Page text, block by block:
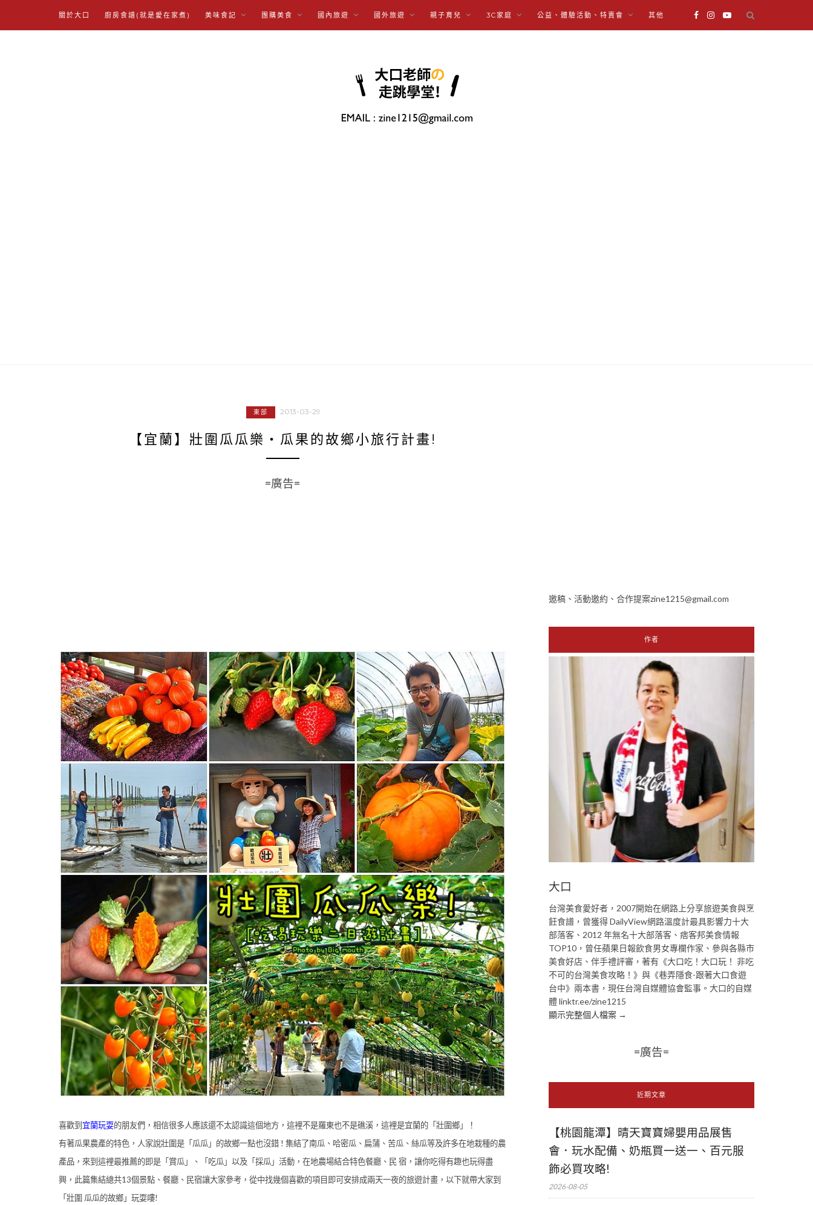
關於大口 廚房食譜(就是愛在家煮) 美味食記 團購美食 國內旅遊 國外旅遊 親子育兒 3C家庭 公益、體驗活動、特賣會 其他
東部 2013-03-29
【宜蘭】壯圍瓜瓜樂‧瓜果的故鄉小旅行計畫!
=廣告=
喜歡到 宜蘭玩耍的朋友們，相信很多人應該還不太認識這個地方，這裡不是羅東也不是礁溪，這裡是宜蘭的「壯圍鄉」！
有著瓜果農產的特色，人家說壯圍是「瓜瓜」的故鄉一點也沒錯 ! 集結了南瓜、哈密瓜、扁蒲、苦瓜、絲瓜等及許多在地栽種的農
產品，來到這裡最推薦的即是「賞瓜」、「吃瓜」以及「採瓜」活動，在地農場結合特色餐廳、民 宿，讓你吃得有趣也玩得盡
興，此篇集結總共13個景點、餐廳、民宿讓大家參考，從中找幾個喜歡的項目即可安排成兩天一夜的旅遊計畫，以下就帶大家到
「壯圍 瓜瓜的故鄉」玩耍嘍!
邀稿、活動邀約、合作提案zine1215@gmail.com
作者
大口
台灣美食愛好者，2007開始在網路上分享旅遊美食與烹
飪食譜，曾獲得 DailyView網路溫度計最具影響力十大
部落客、2012 年無名十大部落客、痞客邦美食情報
TOP10，曾任蘋果日報飲食男女專欄作家、參與各縣市
美食好店、伴手禮評審，著有《大口吃！大口玩！ 非吃
不可的台灣美食攻略！》與《巷弄隱食-跟著大口食遊
台中》兩本書，現任台灣自媒體協會監事。大口的自媒
體 linktr.ee/zine1215
顯示完整個人檔案 →
=廣告=
近期文章
【桃園龍潭】晴天寶寶婦嬰用品展售
會．玩水配備、奶瓶買一送一、百元服
飾必買攻略!
2026-08-05